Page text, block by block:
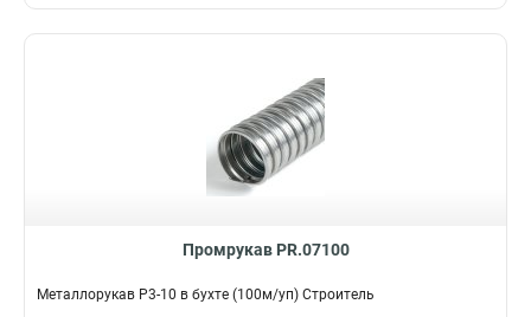
Промрукав PR.07100
Металлорукав Р3-10 в бухте (100м/уп) Строитель